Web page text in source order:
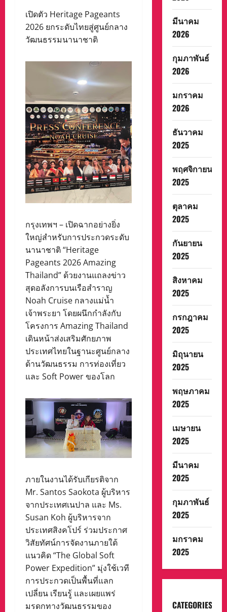
เปิดตัว Heritage Pageants
2026 ยกระดับไทยสู่ศูนย์กลาง
วัฒนธรรมนานาชาติ
กรุงเทพฯ – เปิดฉากอย่างยิ่ง
ใหญ่สำหรับการประกวดระดับ
นานาชาติ “Heritage
Pageants 2026 Amazing
Thailand” ด้วยงานแถลงข่าว
สุดอลังการบนเรือสำราญ
Noah Cruise กลางแม่น้ำ
เจ้าพระยา โดยผนึกกำลังกับ
โครงการ Amazing Thailand
เดินหน้าส่งเสริมศักยภาพ
ประเทศไทยในฐานะศูนย์กลาง
ด้านวัฒนธรรม การท่องเที่ยว
และ Soft Power ของโลก
ภายในงานได้รับเกียรติจาก
Mr. Santos Saokota ผู้บริหาร
จากประเทศเนปาล และ Ms.
Susan Koh ผู้บริหารจาก
ประเทศสิงคโปร์ ร่วมประกาศ
วิสัยทัศน์การจัดงานภายใต้
แนวคิด “The Global Soft
Power Expedition” มุ่งใช้เวที
การประกวดเป็นพื้นที่แลก
เปลี่ยน เรียนรู้ และเผยแพร่
มรดกทางวัฒนธรรมของ
มีนาคม
2026
กุมภาพันธ์
2026
มกราคม
2026
ธันวาคม
2025
พฤศจิกายน
2025
ตุลาคม
2025
กันยายน
2025
สิงหาคม
2025
กรกฎาคม
2025
มิถุนายน
2025
พฤษภาคม
2025
เมษายน
2025
มีนาคม
2025
กุมภาพันธ์
2025
มกราคม
2025
CATEGORIES